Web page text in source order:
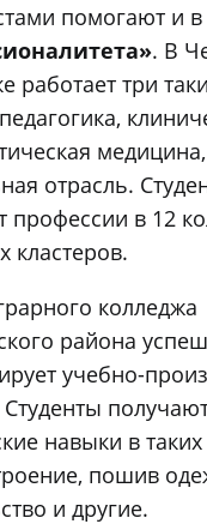
помогают и в
. В
работает три
медицина,
отрасль.
профессии в 12
кластеров.
колледжа
района
учебно-
навыки в таких
пошив
и другие.